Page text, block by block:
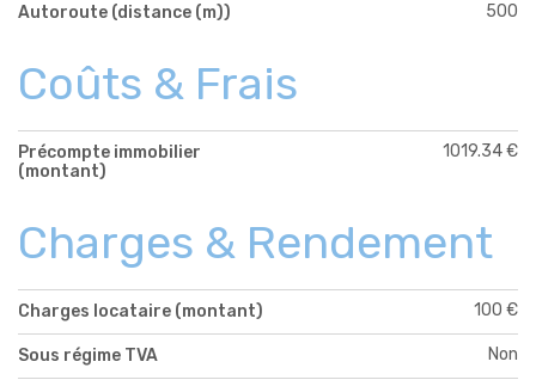
Autoroute (distance (m)) 500
Coûts & Frais
Précompte immobilier
(montant)
1019.34 €
Charges & Rendement
Charges locataire (montant) 100 €
Sous régime TVA Non